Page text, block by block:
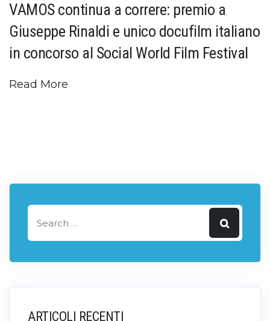
VAMOS continua a correre: premio a
Giuseppe Rinaldi e unico docufilm italiano
in concorso al Social World Film Festival
Read More
ARTICOLI RECENTI